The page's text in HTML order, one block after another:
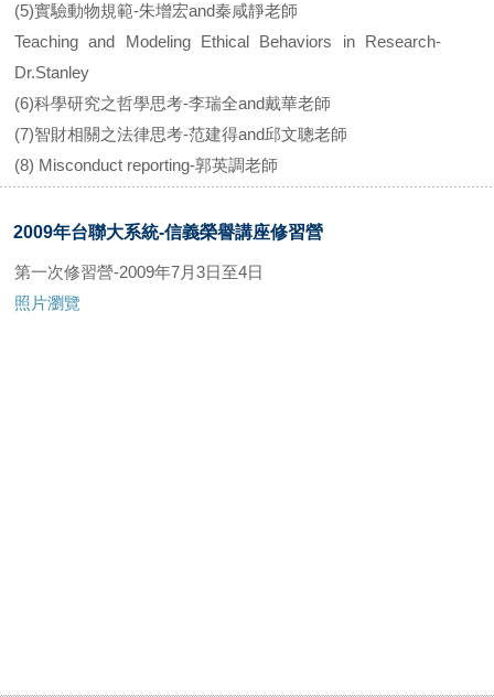
(5)實驗動物規範-朱增宏and秦咸靜老師
Teaching and Modeling Ethical Behaviors in Research-
Dr.Stanley
(6)科學研究之哲學思考-李瑞全and戴華老師
(7)智財相關之法律思考-范建得and邱文聰老師
(8) Misconduct reporting-郭英調老師
2009年台聯大系統-信義榮譽講座修習營
第一次修習營-2009年7月3日至4日
照片瀏覽